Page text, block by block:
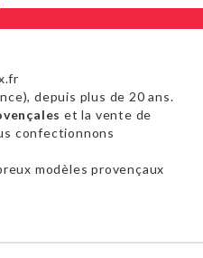
depuis plus de 20 ans.
et la vente de
confectionnons
modèles provençaux